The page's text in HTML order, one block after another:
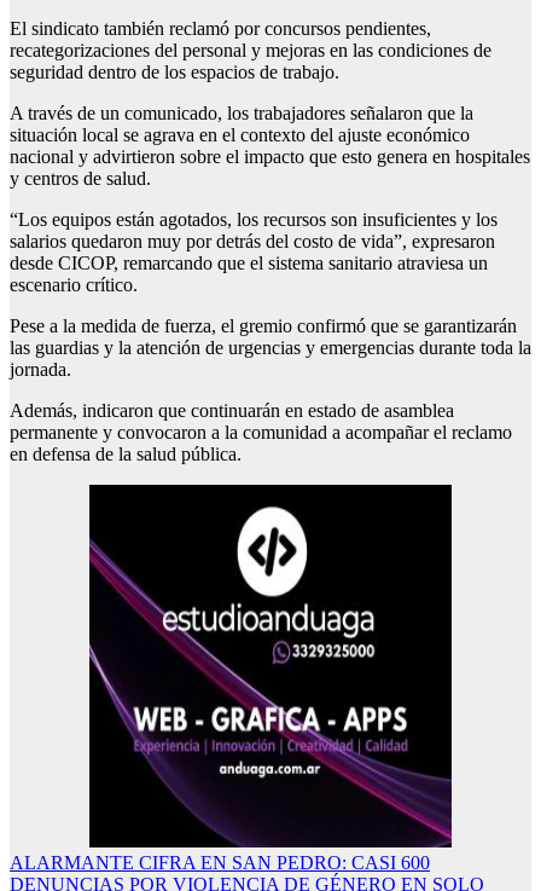
El sindicato también reclamó por concursos pendientes,
recategorizaciones del personal y mejoras en las condiciones de
seguridad dentro de los espacios de trabajo.
A través de un comunicado, los trabajadores señalaron que la
situación local se agrava en el contexto del ajuste económico
nacional y advirtieron sobre el impacto que esto genera en hospitales
y centros de salud.
“Los equipos están agotados, los recursos son insuficientes y los
salarios quedaron muy por detrás del costo de vida”, expresaron
desde CICOP, remarcando que el sistema sanitario atraviesa un
escenario crítico.
Pese a la medida de fuerza, el gremio confirmó que se garantizarán
las guardias y la atención de urgencias y emergencias durante toda la
jornada.
Además, indicaron que continuarán en estado de asamblea
permanente y convocaron a la comunidad a acompañar el reclamo
en defensa de la salud pública.
Navegación
ALARMANTE CIFRA EN SAN PEDRO: CASI 600
DENUNCIAS POR VIOLENCIA DE GÉNERO EN SOLO